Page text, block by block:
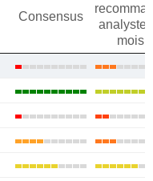
Consensus
mois